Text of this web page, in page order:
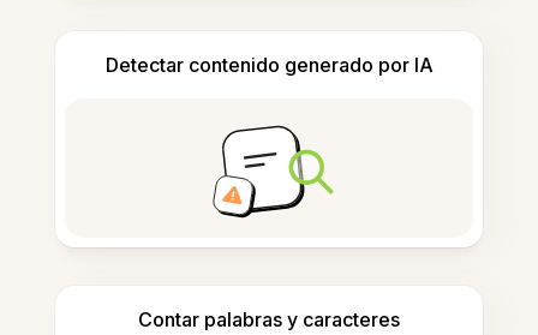
Detectar contenido generado por IA
Contar palabras y caracteres